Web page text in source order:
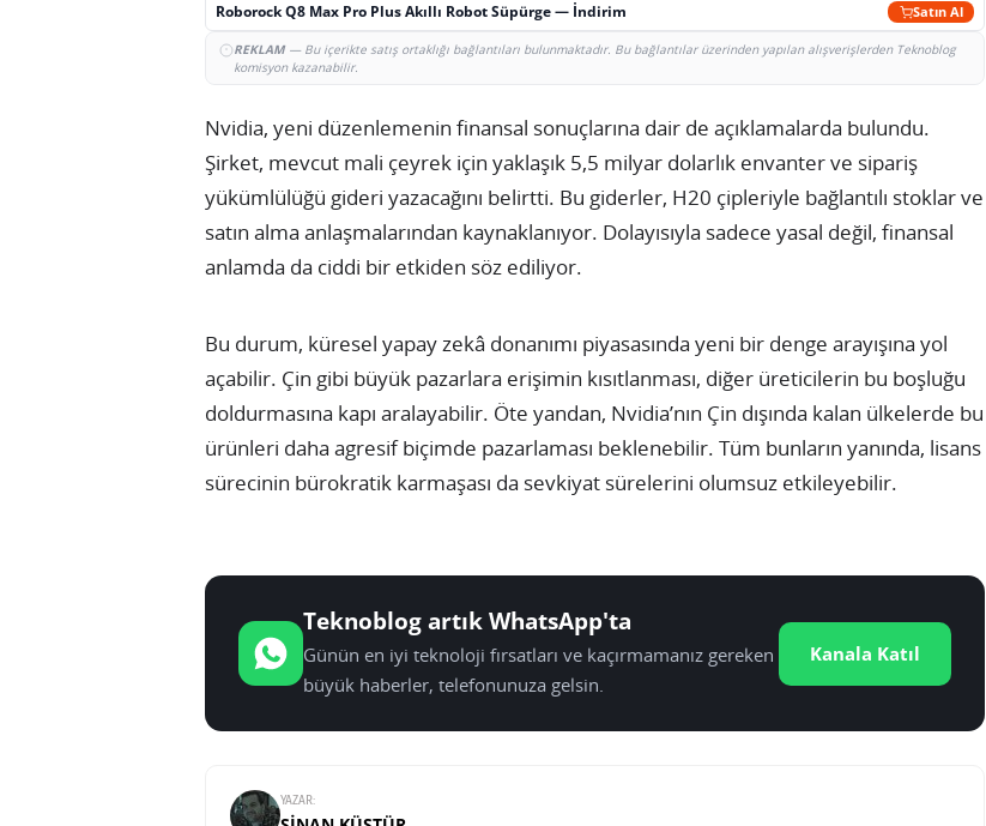
Roborock Q8 Max Pro Plus Akıllı Robot Süpürge — İndirim Satın Al
REKLAM— Bu içerikte satış ortaklığı bağlantıları bulunmaktadır. Bu bağlantılar üzerinden yapılan alışverişlerden Teknoblog
komisyon kazanabilir.
Nvidia, yeni düzenlemenin finansal sonuçlarına dair de açıklamalarda bulundu.
Şirket, mevcut mali çeyrek için yaklaşık 5,5 milyar dolarlık envanter ve sipariş
yükümlülüğü gideri yazacağını belirtti. Bu giderler, H20 çipleriyle bağlantılı stoklar ve
satın alma anlaşmalarından kaynaklanıyor. Dolayısıyla sadece yasal değil, finansal
anlamda da ciddi bir etkiden söz ediliyor.
Bu durum, küresel yapay zekâ donanımı piyasasında yeni bir denge arayışına yol
açabilir. Çin gibi büyük pazarlara erişimin kısıtlanması, diğer üreticilerin bu boşluğu
doldurmasına kapı aralayabilir. Öte yandan, Nvidia’nın Çin dışında kalan ülkelerde bu
ürünleri daha agresif biçimde pazarlaması beklenebilir. Tüm bunların yanında, lisans
sürecinin bürokratik karmaşası da sevkiyat sürelerini olumsuz etkileyebilir.
Teknoblog artık WhatsApp'ta
Günün en iyi teknoloji fırsatları ve kaçırmamanız gereken
büyük haberler, telefonunuza gelsin.
Kanala Katıl
YAZAR: